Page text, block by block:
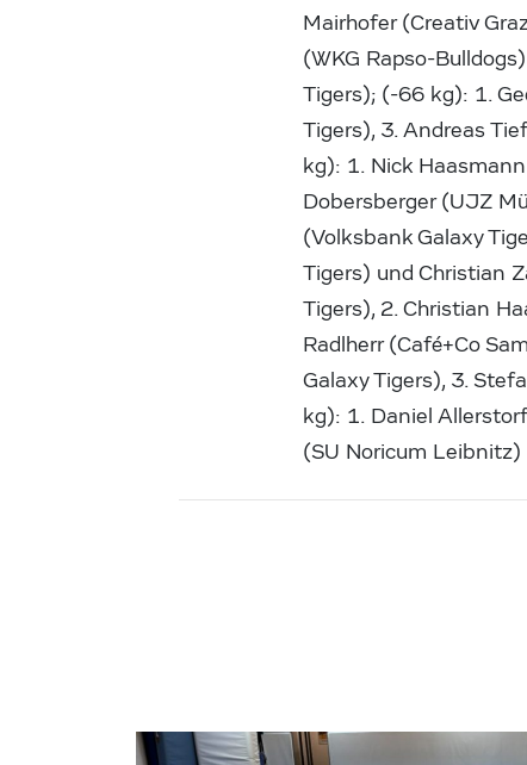
Mairhofer (Creativ
(WKG Rapso-
Tigers); (-66 kg): 1.
Tigers), 3. Andreas
kg): 1. Nick
Dobersberger (UJZ
(Volksbank Galaxy
Tigers) und Christian
Tigers), 2. Christian
Radlherr (Café+Co
Galaxy Tigers), 3.
kg): 1. Daniel
(SU Noricum